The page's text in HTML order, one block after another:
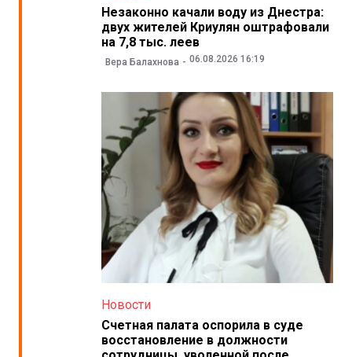
Незаконно качали воду из Днестра:
двух жителей Криулян оштрафовали
на 7,8 тыс. леев
Вера Балахнова 06.08.2026 16:19
Новости
Счетная палата оспорила в суде
восстановление в должности